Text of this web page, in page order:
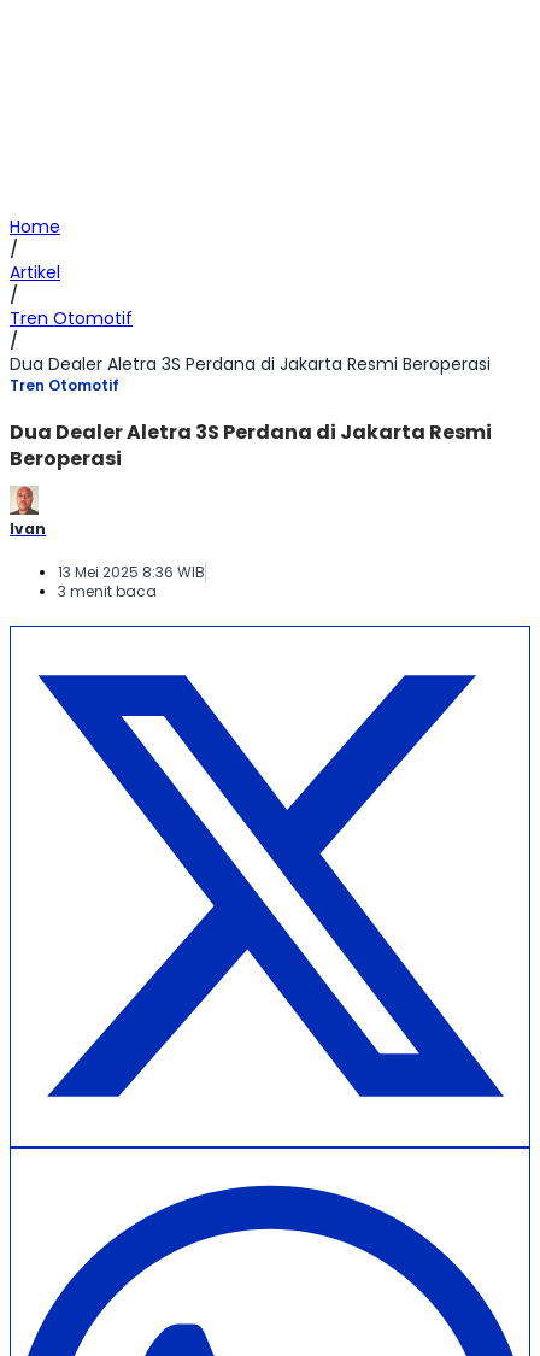
Home
/
Artikel
/
Tren Otomotif
/
Dua Dealer Aletra 3S Perdana di Jakarta Resmi Beroperasi
Tren Otomotif
Dua Dealer Aletra 3S Perdana di Jakarta Resmi
Beroperasi
Ivan
13 Mei 2025 8:36 WIB
3 menit baca